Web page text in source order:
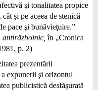
şi tonalitatea propice
şi pe aceea de stenică
pace şi bunăvieţuire.”
antirăzboinic, în „Cronica
p. 2)
prezentării
expunerii şi orizontul
publicistică desfăşurată